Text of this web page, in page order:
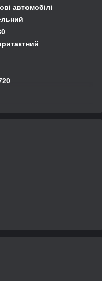
автомобілі